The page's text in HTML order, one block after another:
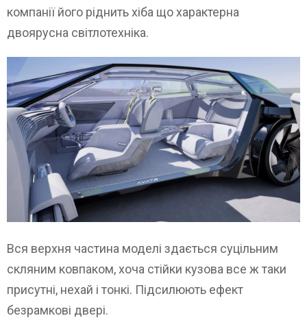
компанії його ріднить хіба що характерна
двоярусна світлотехніка.
Вся верхня частина моделі здається суцільним
скляним ковпаком, хоча стійки кузова все ж таки
присутні, нехай і тонкі. Підсилюють ефект
безрамкові двері.